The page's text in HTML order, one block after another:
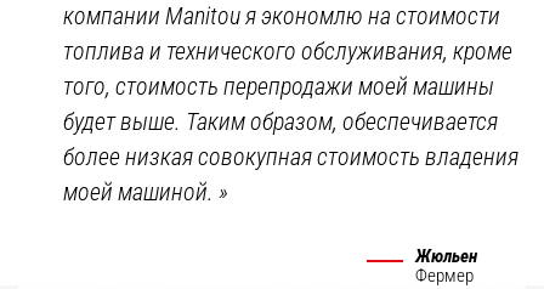
компании Manitou я экономлю на стоимости
топлива и технического обслуживания, кроме
того, стоимость перепродажи моей машины
будет выше. Таким образом, обеспечивается
более низкая совокупная стоимость владения
моей машиной.»
Жюльен
Фермер